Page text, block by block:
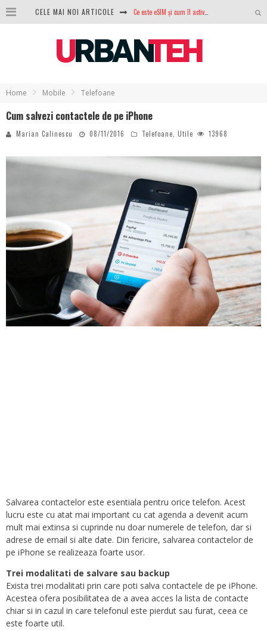
CELE MAI NOI ARTICOLE
100 GB de internet mobil gratuit de la Orange. Fără contract, fără acte și fără obligații
Home Mobile Telefoane
Cum salvezi contactele de pe iPhone
Marian Calinescu 08/11/2016 Telefoane Utile 13968
Salvarea contactelor este esentiala pentru orice telefon. Acest
lucru este cu atat mai important cu cat agenda a devenit acum
mult mai extinsa si cuprinde nu doar numerele de telefon, dar si
adrese de email si alte date. Din fericire, salvarea contactelor de
pe iPhone se realizeaza foarte usor.
Trei modalitati de salvare sau backup
Exista trei modalitati prin care poti salva contactele de pe iPhone.
Acestea ofera posibilitatea de a avea acces la lista de contacte
chiar si in cazul in care telefonul este pierdut sau furat, ceea ce
este foarte util.